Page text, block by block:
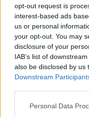
opt-out request is
interest-based ads
us or personal
your opt-out. You may
disclosure of your
IAB’s list of
also be disclosed by us
Downstream
Please note that this
Personal Data